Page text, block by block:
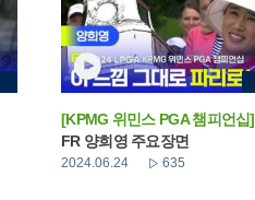
[KPMG 위민스 PGA 챔피언십]
FR 양희영 주요장면
2024.06.24 635